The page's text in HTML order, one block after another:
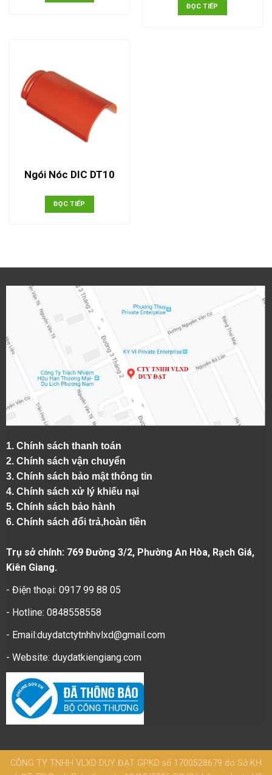
ĐỌC TIẾP
Ngói Nóc DIC DT10
ĐỌC TIẾP
1. Chính sách thanh toán
2. Chính sách vận chuyển
3. Chính sách bảo mật thông tin
4. Chính sách xử lý khiếu nại
5. Chính sách bảo hành
6. Chính sách đổi trả,hoàn tiền
Trụ sở chính: 769 Đường 3/2, Phường An Hòa, Rạch Giá,
Kiên Giang.
- Điện thoại: 0917 99 88 05
- Hotline: 0848558558
- Email:duydatctytnhhvlxd@gmail.com
- Website: duydatkiengiang.com
CÔNG TY TNHH VLXD DUY ĐẠT GPKD số 1700528679 do Sở KH